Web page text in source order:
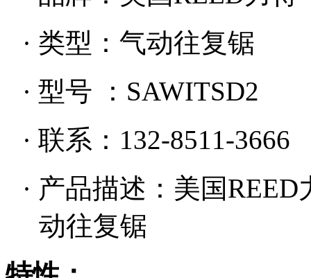
· 类型：气动往复锯
· 型号 ： SAWITSD2
· 联系： 132-8511-3666
· 产品描述：美国REED
动往复锯